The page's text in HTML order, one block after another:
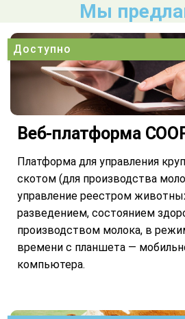
Мы
Доступно
Веб-платформа
Платформа для управления
скотом (для производства
управление реестром
разведением, состоянием
производством молока, в
времени с планшета —
компьютера.